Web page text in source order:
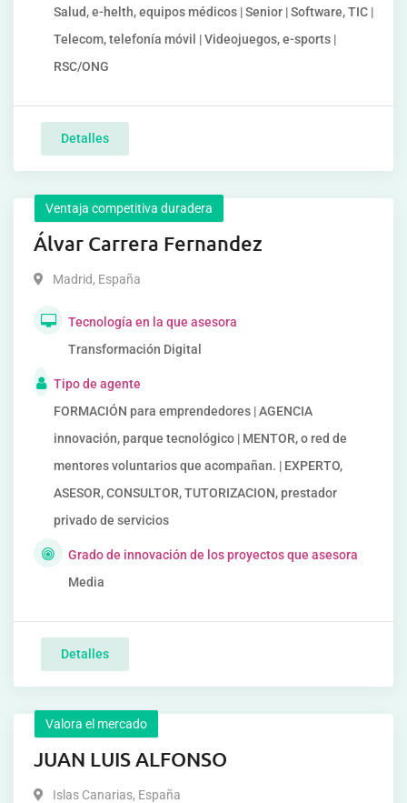
Salud, e-helth, equipos médicos | Senior | Software, TIC |
Telecom, telefonía móvil | Videojuegos, e-sports |
RSC/ONG
Detalles
Ventaja competitiva duradera
Álvar Carrera Fernandez
Madrid, España
Tecnología en la que asesora
Transformación Digital
Tipo de agente
FORMACIÓN para emprendedores | AGENCIA
innovación, parque tecnológico | MENTOR, o red de
mentores voluntarios que acompañan. | EXPERTO,
ASESOR, CONSULTOR, TUTORIZACION, prestador
privado de servicios
Grado de innovación de los proyectos que asesora
Media
Detalles
Valora el mercado
JUAN LUIS ALFONSO
Islas Canarias, España